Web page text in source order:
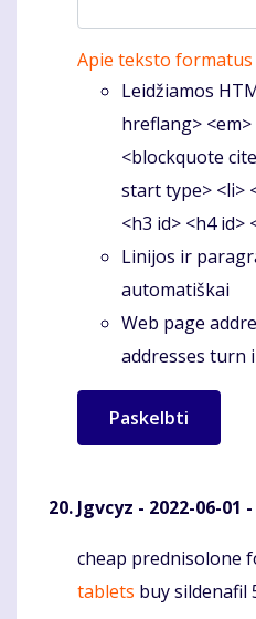
Apie teksto formatus
Leidžiamos
hreflang>
<blockquote
start type> <li>
<h3 id> <h4 id>
Linijos ir
automatiškai
Web page
addresses turn
Jgvcyz - 2022-06-01
Komentaras
cheap prednisolone
tablets buy sildenafil